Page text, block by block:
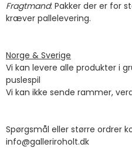
Fragtmand: Pakker der er for
kræver pallelevering.
Norge & Sverige
Vi kan levere alle produkter i
puslespil
Vi kan ikke sende rammer,
Spørgsmål eller større ordrer
info@galleriroholt.dk